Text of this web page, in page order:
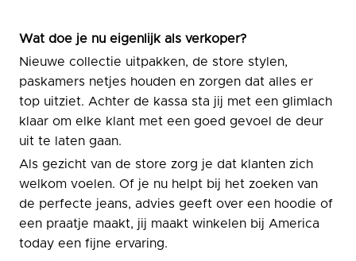
Wat doe je nu eigenlijk als verkoper?
Nieuwe collectie uitpakken, de store stylen,
paskamers netjes houden en zorgen dat alles er
top uitziet. Achter de kassa sta jij met een glimlach
klaar om elke klant met een goed gevoel de deur
uit te laten gaan.
Als gezicht van de store zorg je dat klanten zich
welkom voelen. Of je nu helpt bij het zoeken van
de perfecte jeans, advies geeft over een hoodie of
een praatje maakt, jij maakt winkelen bij America
today een fijne ervaring.